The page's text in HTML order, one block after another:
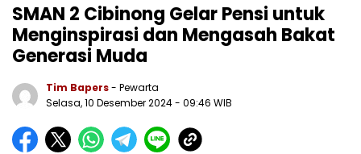
SMAN 2 Cibinong Gelar Pensi untuk
Menginspirasi dan Mengasah Bakat
Generasi Muda
Tim Bapers- Pewarta
Selasa, 10 Desember 2024- 09:46 WIB